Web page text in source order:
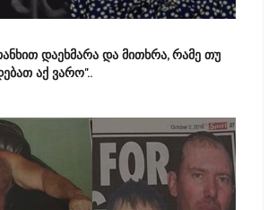
დაეხმარა და მითხრა, რამე თუ
აქ ვარო"..